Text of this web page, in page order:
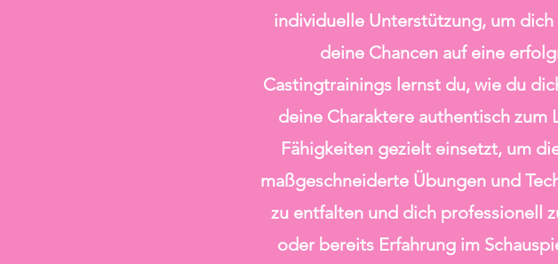
individuelle Unterstützung, um
deine Chancen auf eine
Castingtrainings lernst du, wie du
deine Charaktere authentisch zum
Fähigkeiten gezielt einsetzt, um
maßgeschneiderte Übungen und
zu entfalten und dich professionell
oder bereits Erfahrung im